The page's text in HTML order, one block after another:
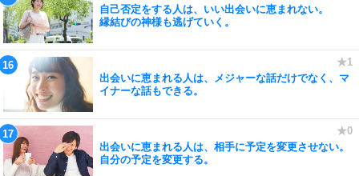
自己否定をする人は、いい出会いに恵まれない。
縁結びの神様も逃げていく。
出会いに恵まれる人は、メジャーな話だけでなく、マ
イナーな話もできる。
出会いに恵まれる人は、相手に予定を変更させない。
自分の予定を変更する。